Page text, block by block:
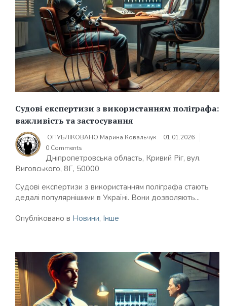
Судові експертизи з використанням поліграфа:
важливість та застосування
ОПУБЛІКОВАНО Марина Ковальчук
01.01.2026
0 Comments
Дніпропетровська область, Кривий Ріг, вул.
Виговського, 8Г, 50000
Судові експертизи з використанням поліграфа стають
дедалі популярнішими в Україні. Вони дозволяють...
Опубліковано в Новини, Інше